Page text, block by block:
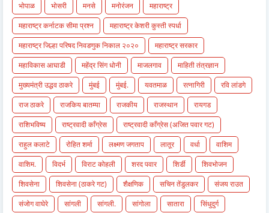
भोपाळ
भोसरी मनसे मनोरंजन
महाराष्ट्र
महाराष्ट्र कर्नाटक सीमा प्रश्न
महाराष्ट्र केशरी कुस्ती स्पर्धा
महाराष्ट्र जिल्हा परिषद निवडणुक निकाल २०२०
महाराष्ट्र सरकार
महाविकास आघाडी
महेंद्र सिंग धोनी माजलगाव
माहिती तंत्रज्ञान
मुख्यमंत्री उद्धव ठाकरे
मुंबई मुंबई. यवतमाळ रत्नागिरी
रवि लांडगे
राज ठाकरे
राजकिय बातम्या राजकीय राजस्थान
रायगड
राशिभविष्य
राष्ट्रवादी काँग्रेस
राष्ट्रवादी काँग्रेस (अजित पवार गट)
राहुल कलाटे
रोहित शर्मा लक्ष्मण जगताप लातूर वर्धा
वाशिम
वाशिम.
विदर्भ विराट कोहली शरद पवार शिर्डी
शिवभोजन
शिवसेना
शिवसेना (ठाकरे गट) शैक्षणिक सचिन तेंडुलकर
संजय राउत
संजोग वाघेरे
सांगली सांगली. सांगोला सातारा
सिंधुदुर्ग